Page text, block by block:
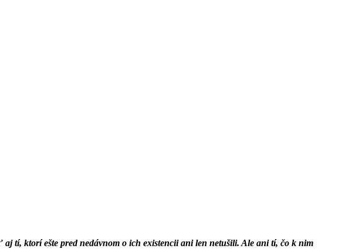
tí, ktorí ešte pred nedávnom o ich existencii ani len netušili. Ale ani tí, čo k nim